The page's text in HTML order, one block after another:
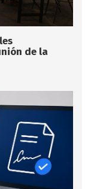
de la